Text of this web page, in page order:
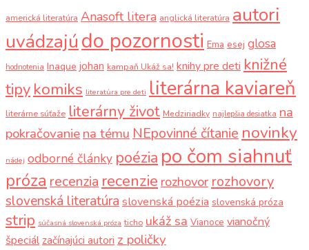
americká literatúra Anasoft litera anglická literatúra autori
uvádzajúdo pozornosti Ema esej glosa
hodnotenia Inaque johan kampaň Ukáž sa! knihy pre deti knižné
tipy komiks literatúra pre deti literárna kaviareň
literárne súťaže literárny život Medziriadky najlepšia desiatka na
pokračovaniena tému NEpovinné čítanie novinky
nádej odborné články poézia po čom siahnuť
próza recenzia recenzie rozhovor rozhovory
slovenská literatúra slovenská poézia slovenská próza
strip súčasná slovenská próza ticho ukáž sa Vianoce vianočný
špeciál začínajúci autori z poličky